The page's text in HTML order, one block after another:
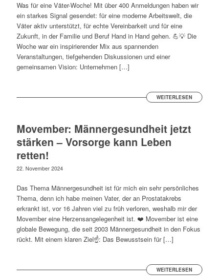
Was für eine Väter-Woche! Mit über 400 Anmeldungen haben wir
ein starkes Signal gesendet: für eine moderne Arbeitswelt, die
Väter aktiv unterstützt, für echte Vereinbarkeit und für eine
Zukunft, in der Familie und Beruf Hand in Hand gehen. 💪💡 Die
Woche war ein inspirierender Mix aus spannenden
Veranstaltungen, tiefgehenden Diskussionen und einer
gemeinsamen Vision: Unternehmen […]
WEITERLESEN
Movember: Männergesundheit jetzt
stärken – Vorsorge kann Leben
retten!
22. November 2024
Das Thema Männergesundheit ist für mich ein sehr persönliches
Thema, denn ich habe meinen Vater, der an Prostatakrebs
erkrankt ist, vor 16 Jahren viel zu früh verloren, weshalb mir der
Movember eine Herzensangelegenheit ist. ❤️ Movember ist eine
globale Bewegung, die seit 2003 Männergesundheit in den Fokus
rückt. Mit einem klaren Ziel☝: Das Bewusstsein für […]
WEITERLESEN